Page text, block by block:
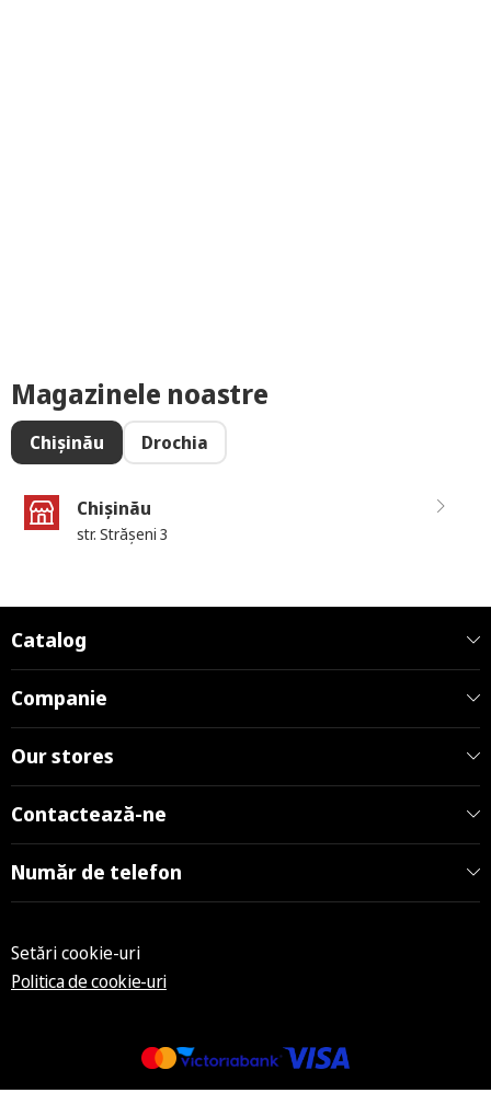
Magazinele noastre
Chișinău Drochia
Chișinău
str. Strășeni 3
Catalog
Companie
Our stores
Contactează-ne
Număr de telefon
Setări cookie-uri
Politica de cookie-uri